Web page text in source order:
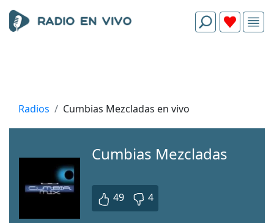
Radios Cumbias Mezcladas en vivo
Cumbias Mezcladas
49 4